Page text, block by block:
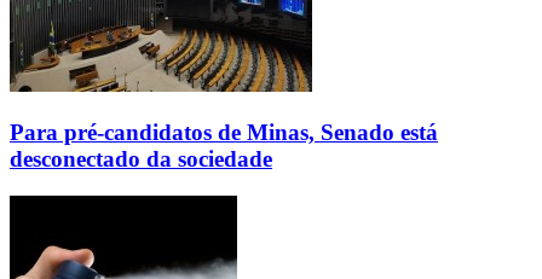
Para pré-candidatos de Minas, Senado está
desconectado da sociedade